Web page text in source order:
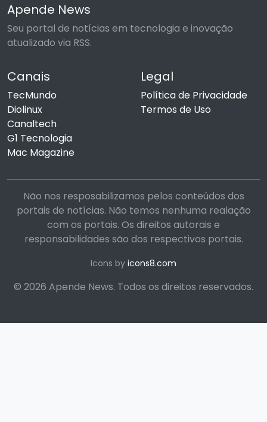
Apende News
Seu portal de notícias em tecnologia e inovação
atualizado via RSS.
Canais
TecMundo
Diolinux
Canaltech
G1 Tecnologia
Mac Magazine
Legal
Política de Privacidade
Termos de Uso
Não nos resposabilizamos pelos conteúdos dos
portais de notícias. Não temos nenhuma realação
com os portais. Os direitos autorais e
responsabilidades são dos respectivos portais.
Icons by icons8.com
© 2026 Apende News. Todos os direitos reservados.